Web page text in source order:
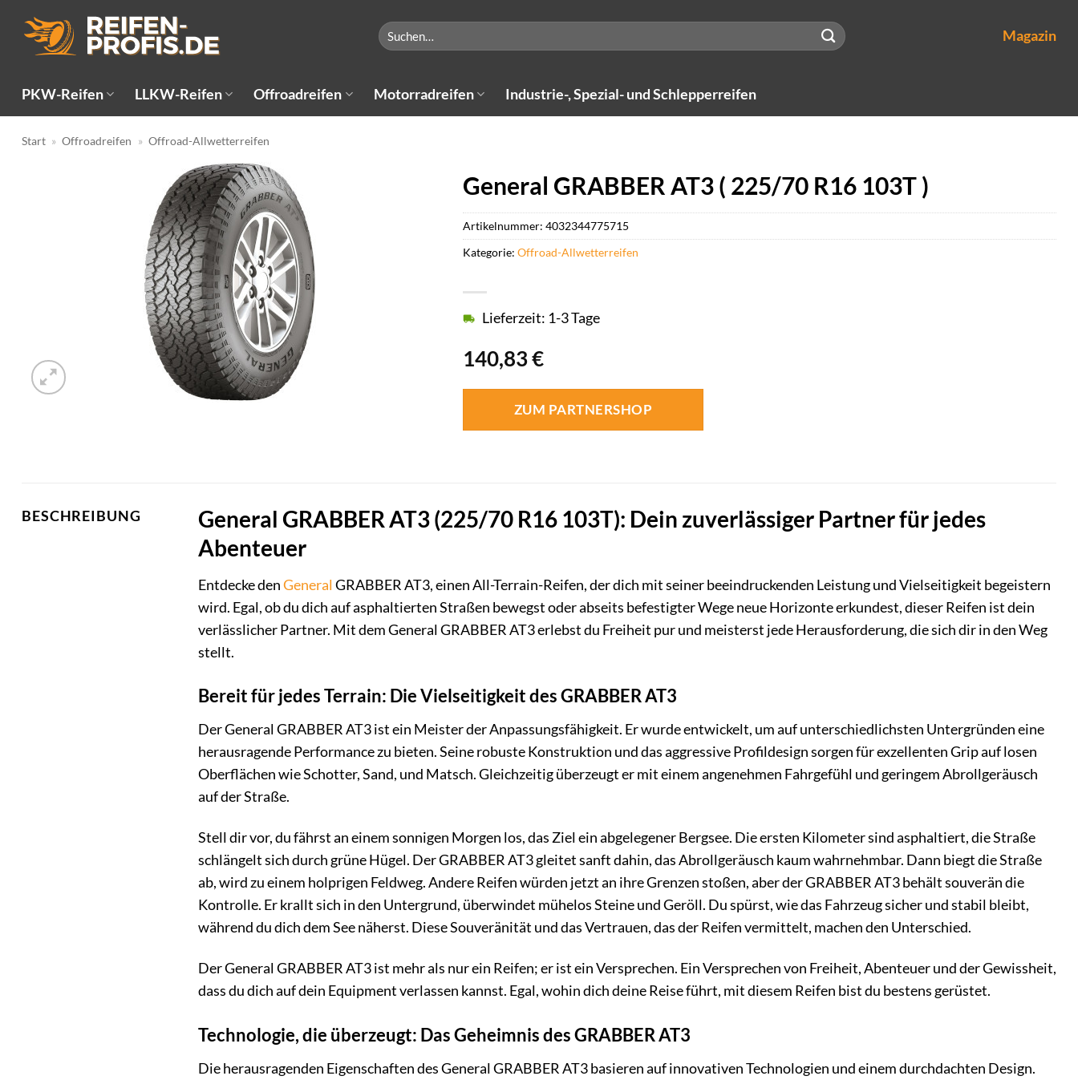
Inhalt
springen
Suchen
nach:
Magazin
PKW-Reifen LLKW-Reifen Offroadreifen Motorradreifen Industrie-, Spezial- und Schlepperreifen
Start » Offroadreifen » Offroad-Allwetterreifen
General GRABBER AT3 ( 225/70 R16 103T )
140,83€
Lieferzeit: 1-3 Tage
ZUM PARTNERSHOP
Artikelnummer: 4032344775715
Kategorie: Offroad-Allwetterreifen
BESCHREIBUNG
General GRABBER AT3 (225/70 R16 103T): Dein zuverlässiger Partner für jedes
Abenteuer
Entdecke denGeneral GRABBER AT3, einen All-Terrain-Reifen, der dich mit seiner beeindruckenden Leistung und Vielseitigkeit begeistern
wird. Egal, ob du dich auf asphaltierten Straßen bewegst oder abseits befestigter Wege neue Horizonte erkundest, dieser Reifen ist dein
verlässlicher Partner. Mit dem General GRABBER AT3 erlebst du Freiheit pur und meisterst jede Herausforderung, die sich dir in den Weg
stellt.
Bereit für jedes Terrain: Die Vielseitigkeit des GRABBER AT3
Der General GRABBER AT3 ist ein Meister der Anpassungsfähigkeit. Er wurde entwickelt, um auf unterschiedlichsten Untergründen eine
herausragende Performance zu bieten. Seine robuste Konstruktion und das aggressive Profildesign sorgen für exzellenten Grip auf losen
Oberflächen wie Schotter, Sand, und Matsch. Gleichzeitig überzeugt er mit einem angenehmen Fahrgefühl und geringem Abrollgeräusch
auf der Straße.
Stell dir vor, du fährst an einem sonnigen Morgen los, das Ziel ein abgelegener Bergsee. Die ersten Kilometer sind asphaltiert, die Straße
schlängelt sich durch grüne Hügel. Der GRABBER AT3 gleitet sanft dahin, das Abrollgeräusch kaum wahrnehmbar. Dann biegt die Straße
ab, wird zu einem holprigen Feldweg. Andere Reifen würden jetzt an ihre Grenzen stoßen, aber der GRABBER AT3 behält souverän die
Kontrolle. Er krallt sich in den Untergrund, überwindet mühelos Steine und Geröll. Du spürst, wie das Fahrzeug sicher und stabil bleibt,
während du dich dem See näherst. Diese Souveränität und das Vertrauen, das der Reifen vermittelt, machen den Unterschied.
Der General GRABBER AT3 ist mehr als nur ein Reifen; er ist ein Versprechen. Ein Versprechen von Freiheit, Abenteuer und der Gewissheit,
dass du dich auf dein Equipment verlassen kannst. Egal, wohin dich deine Reise führt, mit diesem Reifen bist du bestens gerüstet.
Technologie, die überzeugt: Das Geheimnis des GRABBER AT3
Die herausragenden Eigenschaften des General GRABBER AT3 basieren auf innovativen Technologien und einem durchdachten Design.